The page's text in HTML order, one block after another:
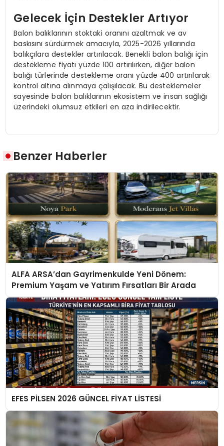
Gelecek İçin Destekler Artıyor
Balon balıklarının stoktaki oranını azaltmak ve av
baskısını sürdürmek amacıyla, 2025-2026 yıllarında
balıkçılara destekler artırılacak. Benekli balon balığı için
destekleme fiyatı yüzde 100 artırılırken, diğer balon
balığı türlerinde destekleme oranı yüzde 400 artırılarak
kontrol altına alınmaya çalışılacak. Bu desteklemeler
sayesinde balon balıklarının ekosistem ve insan sağlığı
üzerindeki olumsuz etkileri en aza indirilecektir.
Benzer Haberler
ALFA ARSA’dan Gayrimenkulde Yeni Dönem:
Premium Yaşam ve Yatırım Fırsatları Bir Arada
EFES PİLSEN 2026 GÜNCEL FİYAT LİSTESİ